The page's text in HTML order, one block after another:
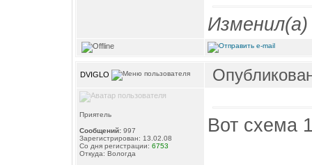
DVIGLO
Приятель
Сообщений: 997
Зарегистрирован: 13.02.08
Со дня регистрации: 6753
Откуда: Вологда
Вот схема